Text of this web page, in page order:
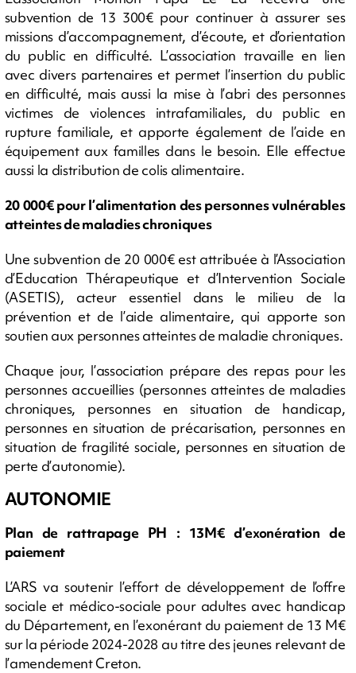
subvention de 13 300€ pour continuer à assurer ses
missions d’accompagnement, d’écoute, et d’orientation
du public en difficulté. L’association travaille en lien
avec divers partenaires et permet l’insertion du public
en difficulté, mais aussi la mise à l’abri des personnes
victimes de violences intrafamiliales, du public en
rupture familiale, et apporte également de l’aide en
équipement aux familles dans le besoin. Elle effectue
aussi la distribution de colis alimentaire.
20 000€ pour l’alimentation des personnes vulnérables
atteintes de maladies chroniques
Une subvention de 20 000€ est attribuée à l’Association
d’Education Thérapeutique et d’Intervention Sociale
(ASETIS), acteur essentiel dans le milieu de la
prévention et de l’aide alimentaire, qui apporte son
soutien aux personnes atteintes de maladie chroniques.
Chaque jour, l’association prépare des repas pour les
personnes accueillies (personnes atteintes de maladies
chroniques, personnes en situation de handicap,
personnes en situation de précarisation, personnes en
situation de fragilité sociale, personnes en situation de
perte d’autonomie).
AUTONOMIE
Plan de rattrapage PH : 13M€ d’exonération de
paiement
L’ARS va soutenir l’effort de développement de l’offre
sociale et médico-sociale pour adultes avec handicap
du Département, en l’exonérant du paiement de 13 M€
sur la période 2024-2028 au titre des jeunes relevant de
l’amendement Creton.